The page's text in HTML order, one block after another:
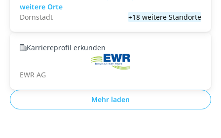
weitere Orte
Dornstadt
+18 weitere Standorte
Karriereprofil erkunden
EWR AG
Mehr laden